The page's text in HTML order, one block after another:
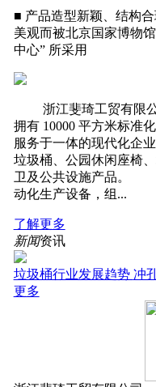
■ 产品造型新颖、结构
美观而被北京国家博物
中心” 所采用
浙江斐琦工贸有限公
拥有 10000 平方米标准
服务于一体的现代化企
垃圾桶、公园休闲座椅
卫及公共设施产品。
动化生产设备，组...
了解更多
新闻资讯
垃圾桶行业发展趋势 冲
更多